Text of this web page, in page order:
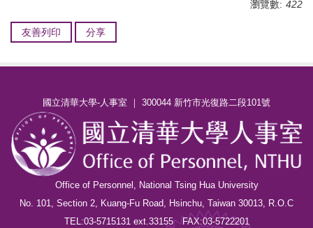
瀏覽數: 422
友善列印 分享
國立清華大學-人事室 ｜ 300044 新竹市光復路二段101號
Office of Personnel, National Tsing Hua University
No. 101, Section 2, Kuang-Fu Road, Hsinchu, Taiwan 30013, R.O.C
TEL:03-5715131 ext.33155 FAX:03-5722201